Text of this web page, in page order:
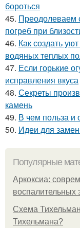
бороться
45. Преодолеваем
погреб при
46. Как создать
водяных теплых
47. Если горькие
исправления вкуса
48. Секреты
камень
49. В чем польза и
50. Идеи для
Популярные
Аркоксиа:
воспалительных
Схема
Тихельмана?